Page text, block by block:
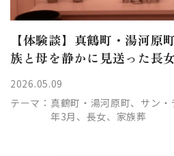
【体験談】真鶴町・湯河原
族と母を静かに見送った長
2026.05.09
テーマ： 真鶴町・湯河原町、サン
年3月、長女、家族葬